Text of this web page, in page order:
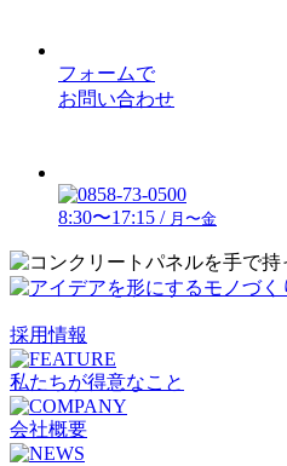
フォームで
お問い合わせ
8:30〜17:15 / 月〜金
採用情報
私たちが得意なこと
会社概要